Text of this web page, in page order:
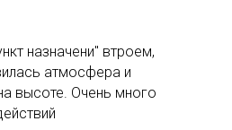
назначени" втроем,
атмосфера и
высоте. Очень много